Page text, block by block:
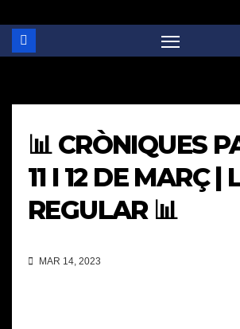
📊 CRÒNIQUES
11 I 12 DE MARÇ |
REGULAR 📊
MAR 14, 2023